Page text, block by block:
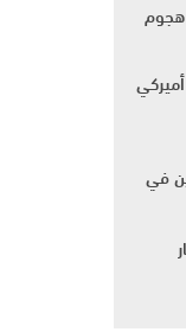
مقتل 9 وإصابة 23 في هجوم
في